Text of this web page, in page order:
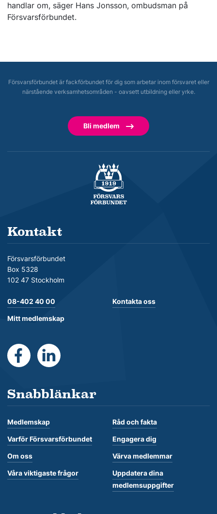
handlar om, säger Hans Jonsson, ombudsman på
Försvarsförbundet.
Försvarsförbundet är fackförbundet för dig som arbetar inom försvaret eller
närstående verksamhetsområden - oavsett utbildning eller yrke.
Bli medlem
Försvarsförbundet
Kontakt
Försvarsförbundet
Box 5328
102 47 Stockholm
08-402 40 00
Mitt medlemskap
Kontakta oss
https://www.facebook.com/Forsvarsforbundet
https://se.linkedin.com/company/
Snabblänkar
Medlemskap
Varför Försvarsförbundet
Om oss
Våra viktigaste frågor
Råd och fakta
Engagera dig
Värva medlemmar
Uppdatera dina
medlemsuppgifter